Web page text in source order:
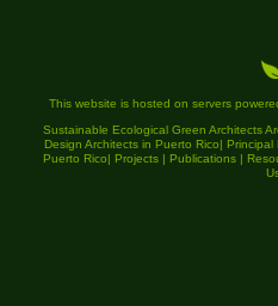
This website is hosted on servers
Sustainable Ecological Green Architects
Design Architects in Puerto Rico| Principal
Puerto Rico| Projects| Publications|